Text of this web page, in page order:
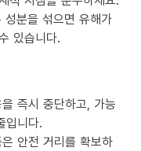
분을 섞으면 유해가
있습니다.
즉시 중단하고, 가능
입니다.
안전 거리를 확보하